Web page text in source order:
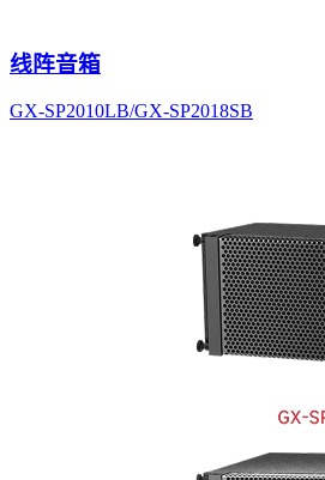
线阵音箱
GX-SP2010LB/GX-SP2018SB